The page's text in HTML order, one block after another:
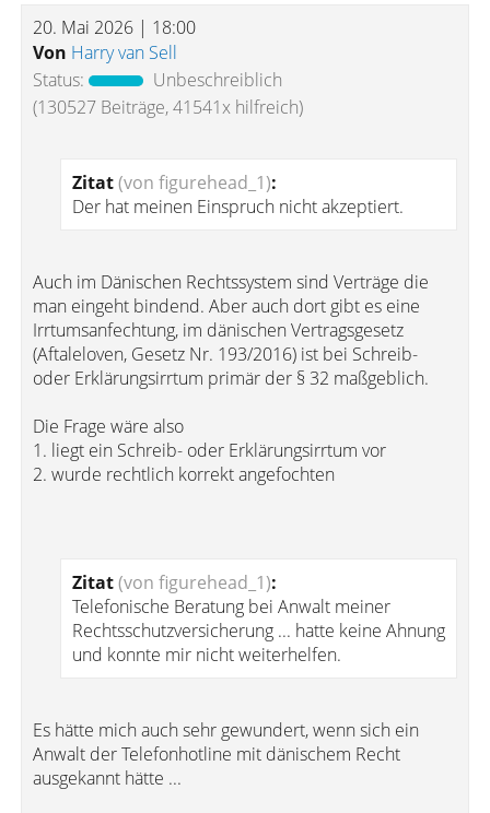
20. Mai 2026 | 18:00
Von Harry van Sell
Status:
Unbeschreiblich
(130527 Beiträge, 41541x hilfreich)
Zitat(von figurehead_1):
Der hat meinen Einspruch nicht akzeptiert.
Auch im Dänischen Rechtssystem sind Verträge die
man eingeht bindend. Aber auch dort gibt es eine
Irrtumsanfechtung, im dänischen Vertragsgesetz
(Aftaleloven, Gesetz Nr. 193/2016) ist bei Schreib-
oder Erklärungsirrtum primär der § 32 maßgeblich.
Die Frage wäre also
1. liegt ein Schreib- oder Erklärungsirrtum vor
2. wurde rechtlich korrekt angefochten
Zitat(von figurehead_1):
Telefonische Beratung bei Anwalt meiner
Rechtsschutzversicherung ... hatte keine Ahnung
und konnte mir nicht weiterhelfen.
Es hätte mich auch sehr gewundert, wenn sich ein
Anwalt der Telefonhotline mit dänischem Recht
ausgekannt hätte ...